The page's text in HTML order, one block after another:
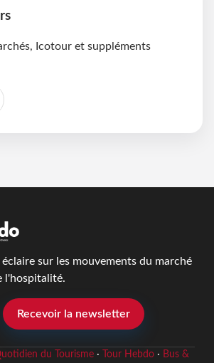
Icotour et suppléments
sur les mouvements du marché
l'hospitalité.
Recevoir la newsletter
du Tourisme· Tour Hebdo· Bus &